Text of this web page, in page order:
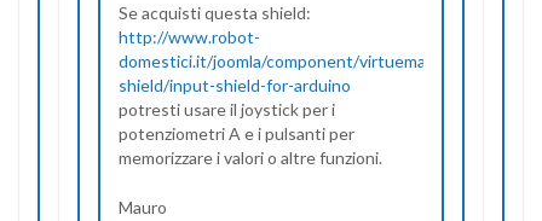
Se acquisti questa shield:
http://www.robot-
domestici.it/joomla/component/virtuemart/Arduino/
shield/input-shield-for-arduino
potresti usare il joystick per i
potenziometri A e i pulsanti per
memorizzare i valori o altre funzioni.
Mauro